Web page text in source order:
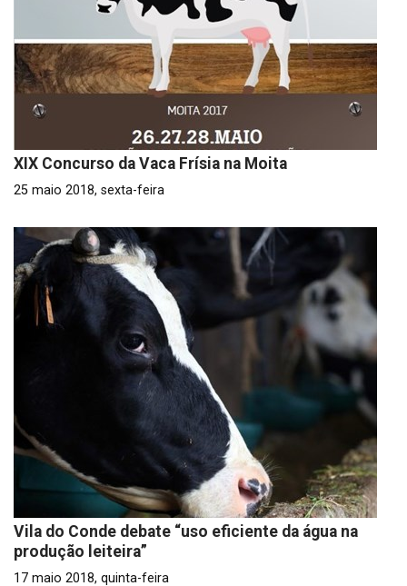
XIX Concurso da Vaca Frísia na Moita
25 maio 2018, sexta-feira
Vila do Conde debate “uso eficiente da água na
produção leiteira”
17 maio 2018, quinta-feira